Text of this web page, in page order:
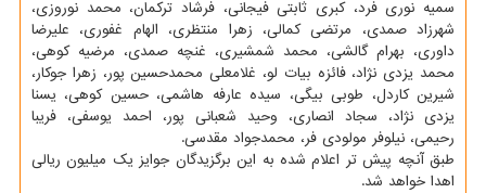
سمیه نوری فرد، کبری ثابتی فیجانی، فرشاد ترکمان، محمد نوروزی،
شهرزاد صمدی، مرتضی کمالی، زهرا منتظری، الهام غفوری، علیرضا
داوری، بهرام گالشی، محمد شمشیری، غنچه صمدی، مرضیه کوهی،
محمد یزدی نژاد، فائزه بیات لو، غلامعلی محمدحسین پور، زهرا جوکار،
شیرین کاردل، طوبی بیگی، سیده عارفه هاشمی، حسین کوهی، یسنا
یزدی نژاد، سجاد انصاری، وحید شعبانی پور، احمد یوسفی، فریبا
رحیمی، نیلوفر مولودی فر، محمدجواد مقدسی.
طبق آنچه پیش تر اعلام شده به این برگزیدگان جوایز یک میلیون ریالی
اهدا خواهد شد.